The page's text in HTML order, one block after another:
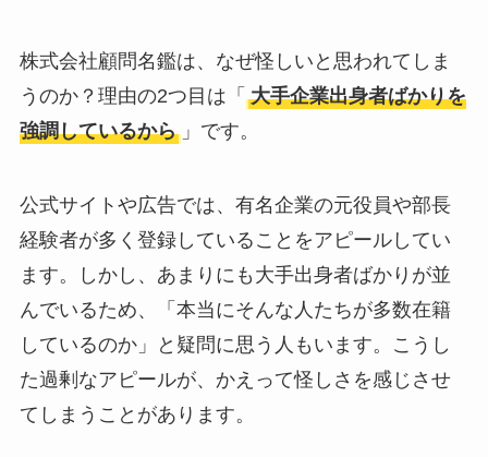
株式会社顧問名鑑は、なぜ怪しいと思われてしま
うのか？理由の2つ目は「 大手企業出身者ばかりを
強調しているから 」です。
公式サイトや広告では、有名企業の元役員や部長
経験者が多く登録していることをアピールしてい
ます。しかし、あまりにも大手出身者ばかりが並
んでいるため、「本当にそんな人たちが多数在籍
しているのか」と疑問に思う人もいます。こうし
た過剰なアピールが、かえって怪しさを感じさせ
てしまうことがあります。